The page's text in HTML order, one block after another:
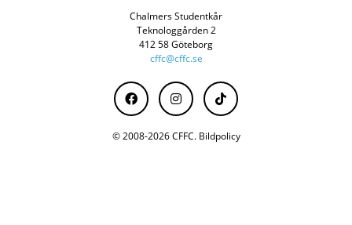
Chalmers Studentkår
Teknologgården 2
412 58 Göteborg
cffc@cffc.se
© 2008-2026 CFFC. Bildpolicy